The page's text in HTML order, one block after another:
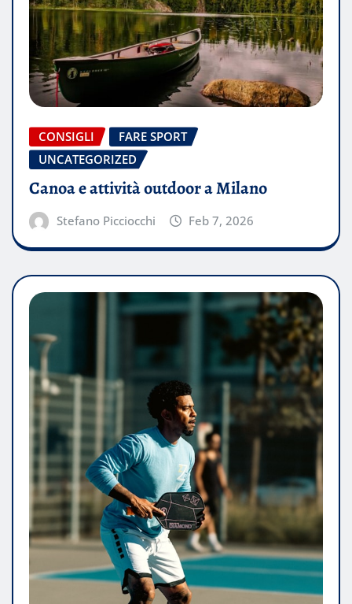
CONSIGLI
FARE SPORT
UNCATEGORIZED
Canoa e attività outdoor a Milano
Stefano Picciocchi Feb 7, 2026